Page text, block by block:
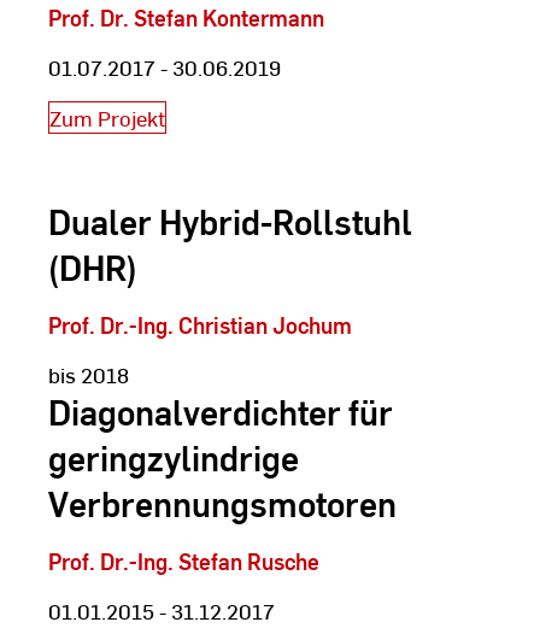
Prof. Dr. Stefan Kontermann
01.07.2017 - 30.06.2019
Zum Projekt
Dualer Hybrid-Rollstuhl
(DHR)
Prof. Dr.-Ing. Christian Jochum
bis 2018
Diagonalverdichter für
geringzylindrige
Verbrennungsmotoren
Prof. Dr.-Ing. Stefan Rusche
01.01.2015 - 31.12.2017